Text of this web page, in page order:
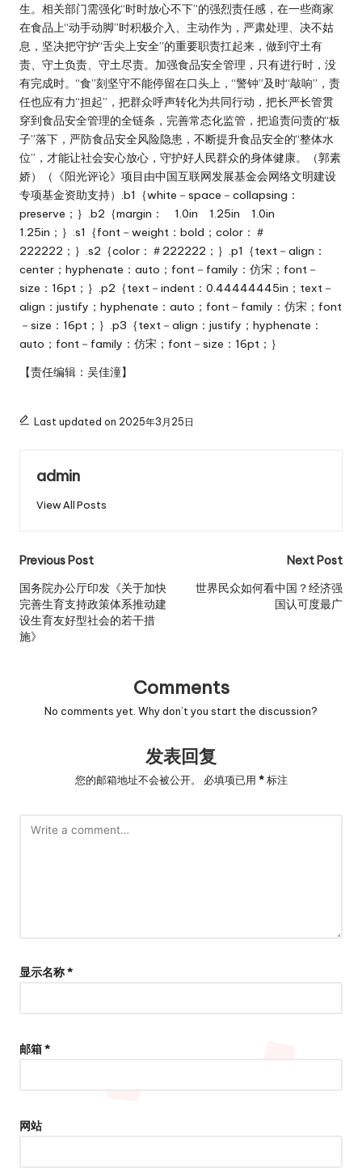
生。相关部门需强化“时时放心不下”的强烈责任感，在一些商家
在食品上“动手动脚”时积极介入、主动作为，严肃处理、决不姑
息，坚决把守护“舌尖上安全”的重要职责扛起来，做到守土有
责、守土负责、守土尽责。加强食品安全管理，只有进行时，没
有完成时。“食”刻坚守不能停留在口头上，“警钟”及时“敲响”，责
任也应有力“担起”，把群众呼声转化为共同行动，把长严长管贯
穿到食品安全管理的全链条，完善常态化监管，把追责问责的“板
子”落下，严防食品安全风险隐患，不断提升食品安全的“整体水
位”，才能让社会安心放心，守护好人民群众的身体健康。（郭素
娇）（《阳光评论》项目由中国互联网发展基金会网络文明建设
专项基金资助支持）.b1｛white－space－collapsing：
preserve；｝.b2｛margin： 1.0in 1.25in 1.0in
1.25in；｝.s1｛font－weight：bold；color：＃
222222；｝.s2｛color：＃222222；｝.p1｛text－align：
center；hyphenate：auto；font－family：仿宋；font－
size：16pt；｝.p2｛text－indent：0.44444445in；text－
align：justify；hyphenate：auto；font－family：仿宋；font
－size：16pt；｝.p3｛text－align：justify；hyphenate：
auto；font－family：仿宋；font－size：16pt；｝
【责任编辑：吴佳潼】
Last updated on 2025年3月25日
admin
View All Posts
Post
navigation
Previous Post
国务院办公厅印发《关于加快
完善生育支持政策体系推动建
设生育友好型社会的若干措
施》
Next Post
世界民众如何看中国？经济强
国认可度最广
Comments
No comments yet. Why don’t you start the discussion?
发表回复
您的邮箱地址不会被公开。 必填项已用 *标注
显示名称*
邮箱*
网站